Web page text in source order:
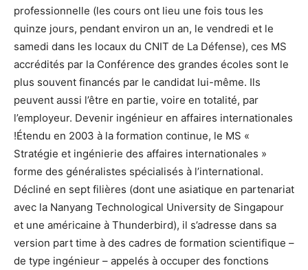
professionnelle (les cours ont lieu une fois tous les
quinze jours, pendant environ un an, le vendredi et le
samedi dans les locaux du CNIT de La Défense), ces MS
accrédités par la Conférence des grandes écoles sont le
plus souvent financés par le candidat lui-même. Ils
peuvent aussi l’être en partie, voire en totalité, par
l’employeur. Devenir ingénieur en affaires internationales
!Étendu en 2003 à la formation continue, le MS «
Stratégie et ingénierie des affaires internationales »
forme des généralistes spécialisés à l’international.
Décliné en sept filières (dont une asiatique en partenariat
avec la Nanyang Technological University de Singapour
et une américaine à Thunderbird), il s’adresse dans sa
version part time à des cadres de formation scientifique –
de type ingénieur – appelés à occuper des fonctions